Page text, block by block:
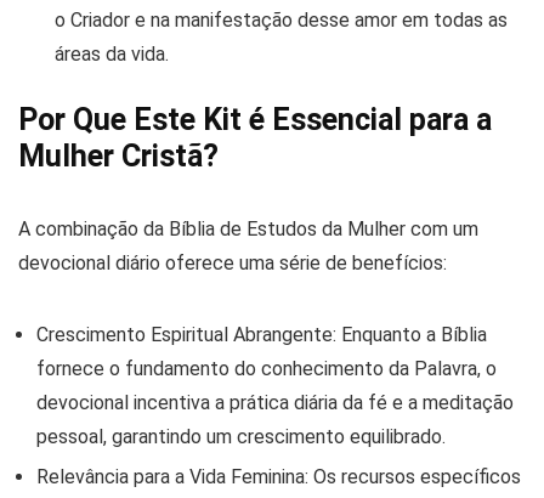
o Criador e na manifestação desse amor em todas as
áreas da vida.
Por Que Este Kit é Essencial para a
Mulher Cristã?
A combinação da Bíblia de Estudos da Mulher com um
devocional diário oferece uma série de benefícios:
Crescimento Espiritual Abrangente: Enquanto a Bíblia
fornece o fundamento do conhecimento da Palavra, o
devocional incentiva a prática diária da fé e a meditação
pessoal, garantindo um crescimento equilibrado.
Relevância para a Vida Feminina: Os recursos específicos